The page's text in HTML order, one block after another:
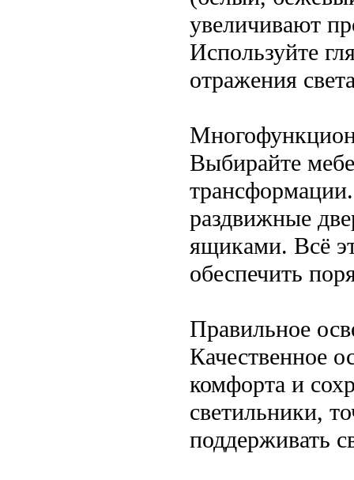
увеличивают
Используйте
отражения
Выбирайте
раздвижные
ящиками. Всё
обеспечить
Правильное
Качественное
комфорта и
светильники,
поддерживать